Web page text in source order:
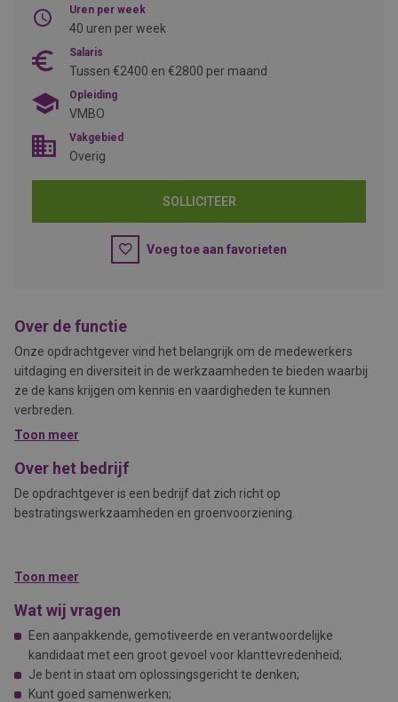
Uren per week
40 uren per week
Salaris
Tussen €2400 en €2800 per maand
Opleiding
VMBO
Vakgebied
Overig
SOLLICITEER
Voeg toe aan favorieten
Over de functie
Onze opdrachtgever vind het belangrijk om de medewerkers
uitdaging en diversiteit in de werkzaamheden te bieden waarbij
ze de kans krijgen om kennis en vaardigheden te kunnen
verbreden.
Toon meer
Over het bedrijf
De opdrachtgever is een bedrijf dat zich richt op
bestratingswerkzaamheden en groenvoorziening.
Toon meer
Wat wij vragen
Een aanpakkende, gemotiveerde en verantwoordelijke
kandidaat met een groot gevoel voor klanttevredenheid;
Je bent in staat om oplossingsgericht te denken;
Kunt goed samenwerken;